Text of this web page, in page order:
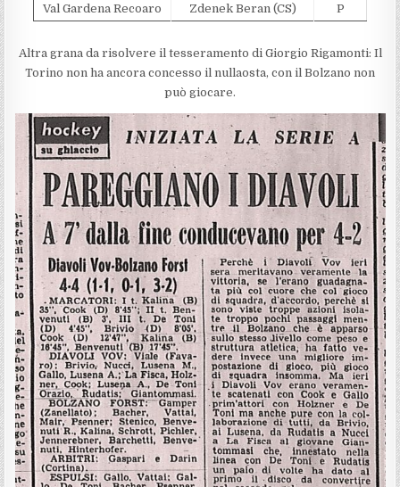
Val Gardena Recoaro
Zdenek Beran (CS) P
Altra grana da risolvere il tesseramento di Giorgio Rigamonti: Il
Torino non ha ancora concesso il nullaosta, con il Bolzano non
può giocare.